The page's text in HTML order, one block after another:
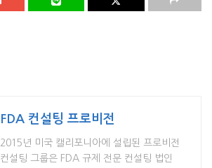
FDA 컨설팅 프로비전
2015년 미국 캘리포니아에 설립된 프로비전
컨설팅 그룹은 FDA 규제 전문 컨설팅 법인